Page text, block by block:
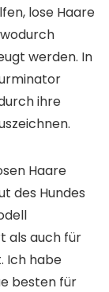
lose Haare
werden. In
ihre
Haare
des Hundes
als auch für
Ich habe
besten für